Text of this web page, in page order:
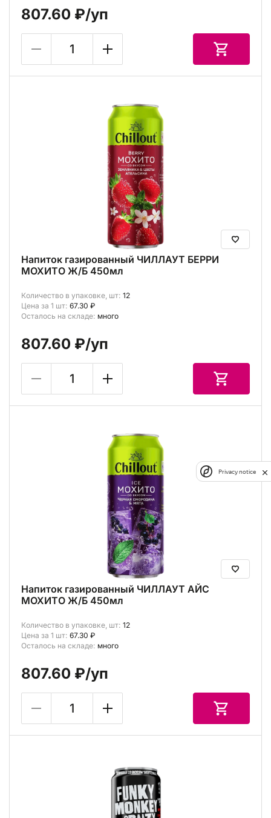
807.60 ₽/уп
Напиток газированный ЧИЛЛАУТ БЕРРИ
МОХИТО Ж/Б 450мл
Количество в упаковке, шт: 12
Цена за 1 шт: 67.30 ₽
Осталось на складе: много
807.60 ₽/уп
Напиток газированный ЧИЛЛАУТ АЙС
МОХИТО Ж/Б 450мл
Количество в упаковке, шт: 12
Цена за 1 шт: 67.30 ₽
Осталось на складе: много
807.60 ₽/уп
Privacy notice